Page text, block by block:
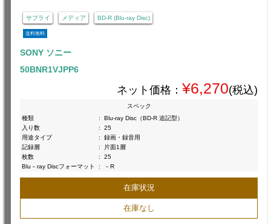
サプライ メディア BD-R (Blu-ray Disc)
送料無料
SONY ソニー
50BNR1VJPP6
ネット価格： ¥6,270(税込)
スペック
種類
:
Blu-ray Disc（BD-R 追記型）
入り数
:
25
用途タイプ
:
録画・録音用
記録層
:
片面1層
枚数
:
25
Blu－ray Discフォーマット
: －R
在庫状況
在庫なし